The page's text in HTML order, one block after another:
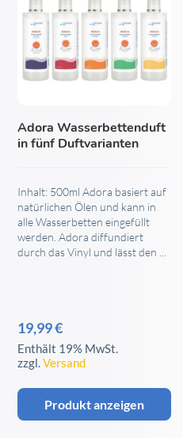
Adora Wasserbettenduft
in fünf Duftvarianten
Inhalt: 500ml Adora basiert auf
natürlichen Ölen und kann in
alle Wasserbetten eingefüllt
werden. Adora diffundiert
durch das Vinyl und lässt den ...
19,99€
Enthält 19% MwSt.
zzgl.Versand
Produkt anzeigen
Produkt
weist
mehrere
Varianten
Optionen
der
Produktseite
gewählt
werden